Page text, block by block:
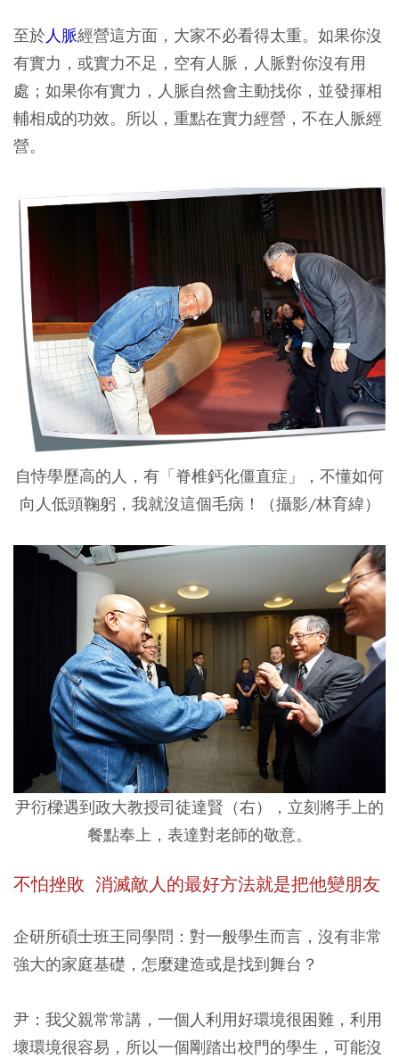
至於人脈經營這方面，大家不必看得太重。如果你沒
有實力，或實力不足，空有人脈，人脈對你沒有用
處；如果你有實力，人脈自然會主動找你，並發揮相
輔相成的功效。所以，重點在實力經營，不在人脈經
營。
自恃學歷高的人，有「脊椎鈣化僵直症」，不懂如何
向人低頭鞠躬，我就沒這個毛病！（攝影/林育緯）
尹衍樑遇到政大教授司徒達賢（右），立刻將手上的
餐點奉上，表達對老師的敬意。
不怕挫敗 消滅敵人的最好方法就是把他變朋友
企研所碩士班王同學問：對一般學生而言，沒有非常
強大的家庭基礎，怎麼建造或是找到舞台？
尹：我父親常常講，一個人利用好環境很困難，利用
壞環境很容易，所以一個剛踏出校門的學生，可能沒